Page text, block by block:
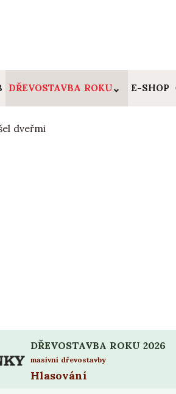
DŘEVOSTAVBA ROKU E-SHOP
dveřmi
DŘEVOSTAVBA ROKU 2026
masivní dřevostavby
Hlasování